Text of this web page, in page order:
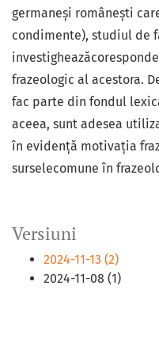
Versiuni
2024-11-13 (2)
2024-11-08 (1)
germaneși românești
condimente), studiul de
frazeologic al acestora.
fac parte din fondul
aceea, sunt adesea
în evidență motivația
surselecomune în